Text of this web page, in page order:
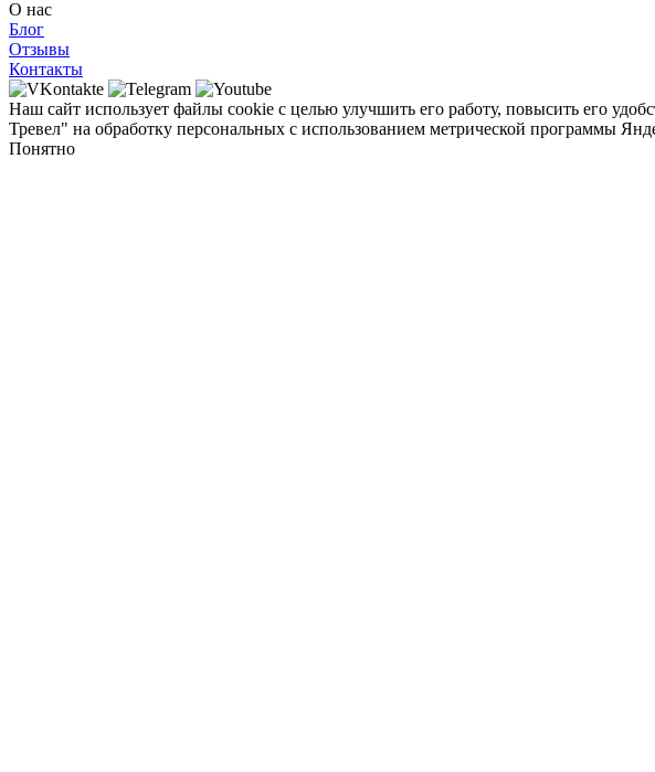
О нас
Блог
Отзывы
Контакты
Наш сайт использует файлы cookie с целью улучшить его работу, повысить его
Тревел" на обработку персональных с использованием метрической программы
Понятно